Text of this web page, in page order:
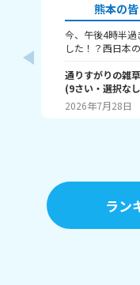
熊本の
今、午後4時半
した！？西日本
な！？
通りすがりの雑草
(9さい・ 選択なし
2026年7月28日
ラン